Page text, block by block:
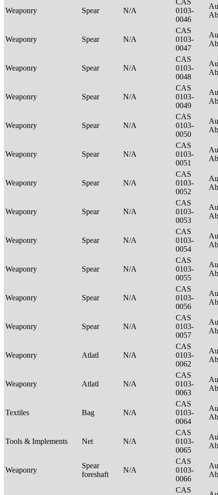
Weaponry Spear N/A
0103-
0046
Weaponry Spear N/A
CAS
0103-
0047
Weaponry Spear N/A
CAS
0103-
0048
Weaponry Spear N/A
CAS
0103-
0049
Weaponry Spear N/A
CAS
0103-
0050
Weaponry Spear N/A
CAS
0103-
0051
Weaponry Spear N/A
CAS
0103-
0052
Weaponry Spear N/A
CAS
0103-
0053
Weaponry Spear N/A
CAS
0103-
0054
Weaponry Spear N/A
CAS
0103-
0055
Weaponry Spear N/A
CAS
0103-
0056
Weaponry Spear N/A
CAS
0103-
0057
Weaponry Atlatl N/A
CAS
0103-
0062
Weaponry Atlatl N/A
CAS
0103-
0063
Textiles Bag N/A
CAS
0103-
0064
Tools & Implements Net N/A
CAS
0103-
0065
Weaponry
Spear
foreshaft
N/A
CAS
0103-
0066
CAS